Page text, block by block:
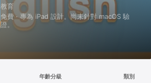
教育
免費 · 專為 iPad 設計。尚未針對 macOS 驗
證。
年齡分級 類別